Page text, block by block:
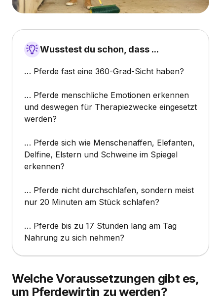
Wusstest du schon, dass ...
… Pferde fast eine 360-Grad-Sicht haben?
… Pferde menschliche Emotionen erkennen
und deswegen für Therapiezwecke eingesetzt
werden?
… Pferde sich wie Menschenaffen, Elefanten,
Delfine, Elstern und Schweine im Spiegel
erkennen?
… Pferde nicht durchschlafen, sondern meist
nur 20 Minuten am Stück schlafen?
… Pferde bis zu 17 Stunden lang am Tag
Nahrung zu sich nehmen?
Welche Voraussetzungen gibt es,
um Pferdewirtin zu werden?